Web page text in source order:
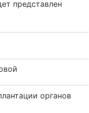
представлен
органов